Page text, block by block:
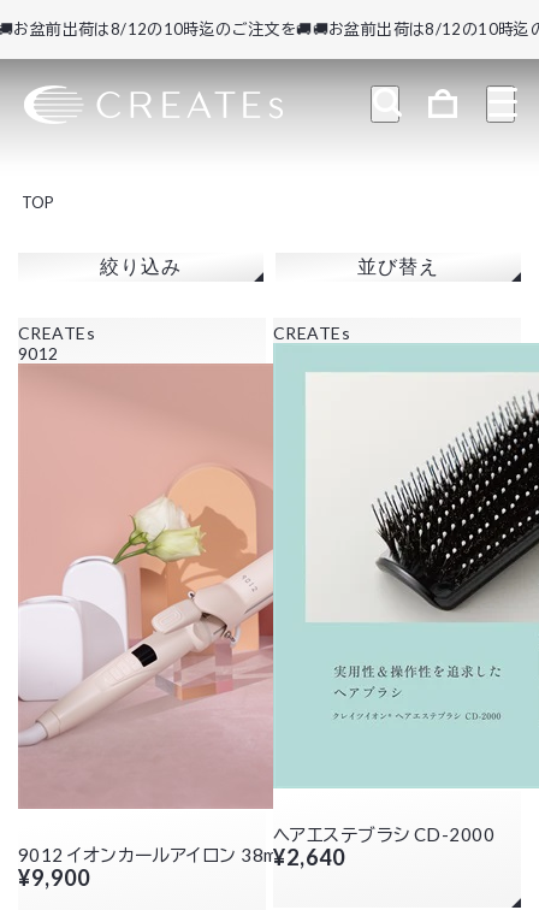
前出荷は8/12の10時迄のご注文を🚚🚚お盆前出荷は8/12の10時迄のご
TOP
絞り込み 並び替え
CREATEs
9012
9012 イオンカールアイロン 38mm
¥9,900
CREATEs
ヘアエステブラシ CD-2000
¥2,640